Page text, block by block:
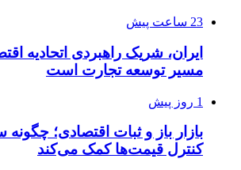
23 ساعت پیش
ایران، شریک راهبردی اتحادیه
مسیر توسعه تجارت است
1 روز پیش
بازار باز و ثبات اقتصادی؛
کنترل قیمت‌ها کمک می‌کند